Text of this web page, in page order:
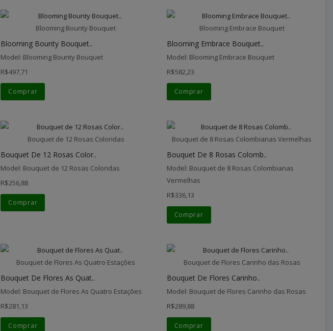
Blooming Bounty Bouquet
Blooming Bounty Bouquet..
Model: Blooming Bounty Bouquet
R$497,71
Comprar
Blooming Embrace Bouquet
Blooming Embrace Bouquet..
Model: Blooming Embrace Bouquet
R$582,23
Comprar
Bouquet de 12 Rosas Coloridas
Bouquet De 12 Rosas Color..
Model: Bouquet de 12 Rosas Coloridas
R$256,88
Comprar
Bouquet de 8 Rosas Colombianas Vermelhas
Bouquet De 8 Rosas Colomb..
Model: Bouquet de 8 Rosas Colombianas
Vermelhas
R$336,13
Comprar
Bouquet de Flores As Quatro Estações
Bouquet De Flores As Quat..
Model: Bouquet de Flores As Quatro Estações
R$281,13
Comprar
Bouquet de Flores Carinho das Rosas
Bouquet De Flores Carinho..
Model: Bouquet de Flores Carinho das Rosas
R$289,88
Comprar